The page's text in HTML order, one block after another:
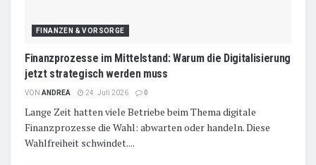
FINANZEN & VORSORGE
Finanzprozesse im Mittelstand: Warum die Digitalisierung
jetzt strategisch werden muss
VON ANDREA 24. Juli 2026 0
Lange Zeit hatten viele Betriebe beim Thema digitale
Finanzprozesse die Wahl: abwarten oder handeln. Diese
Wahlfreiheit schwindet....